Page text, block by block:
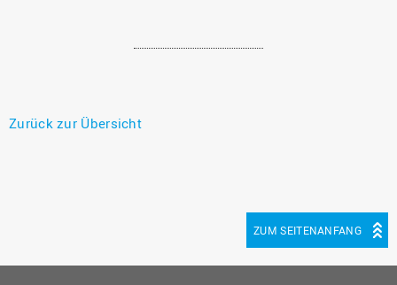
Zurück zur Übersicht
ZUM SEITENANFANG